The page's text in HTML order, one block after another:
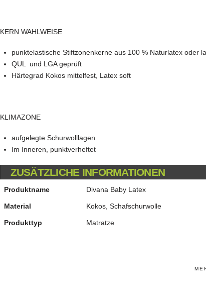
KERN WAHLWEISE
punktelastische Stiftzonenkerne aus 100 % Naturlatex oder
QUL und LGA geprüft
Härtegrad Kokos mittelfest, Latex soft
KLIMAZONE
aufgelegte Schurwolllagen
Im Inneren, punktverheftet
ZUSÄTZLICHE INFORMATIONEN
Produktname Divana Baby Latex
Material Kokos, Schafschurwolle
Produkttyp Matratze